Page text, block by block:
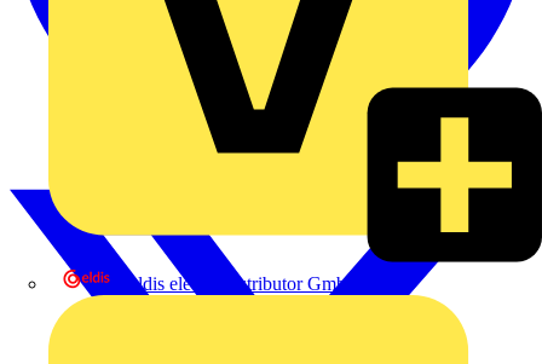
eldis electro distributor GmbH